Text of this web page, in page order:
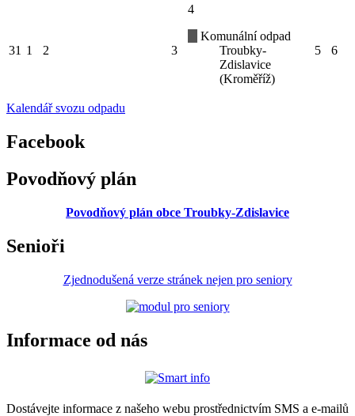
31 1 2 3
4
Komunální odpad
Troubky-
Zdislavice
(Kroměříž)
5 6
Kalendář svozu odpadu
Facebook
Povodňový plán
Povodňový plán obce Troubky-Zdislavice
Senioři
Zjednodušená verze stránek nejen pro seniory
Informace od nás
Dostávejte informace z našeho webu prostřednictvím SMS a e-mailů